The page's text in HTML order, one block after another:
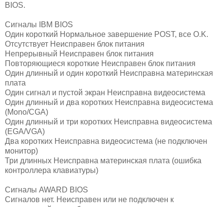
BIOS.
Сигналы IBM BIOS
Один короткий Нормальное завершение POST, все O.K.
Отсутствует Неисправен блок питания
Непрерывный Неисправен блок питания
Повторяющиеся короткие Неисправен блок питания
Один длинный и один короткий Неисправна материнская
плата
Один сигнал и пустой экран Неисправна видеосистема
Один длинный и два коротких Неисправна видеосистема
(Mono/CGA)
Один длинный и три коротких Неисправна видеосистема
(EGA/VGA)
Два коротких Неисправна видеосистема (не подключен
монитор)
Три длинных Неисправна материнская плата (ошибка
контроллера клавиатуры)
Сигналы AWARD BIOS
Сигналов нет. Неисправен или не подключен к